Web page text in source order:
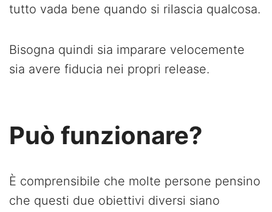
tutto vada bene quando si rilascia qualcosa.
Bisogna quindi sia imparare velocemente
sia avere fiducia nei propri release.
Può funzionare?
È comprensibile che molte persone pensino
che questi due obiettivi diversi siano